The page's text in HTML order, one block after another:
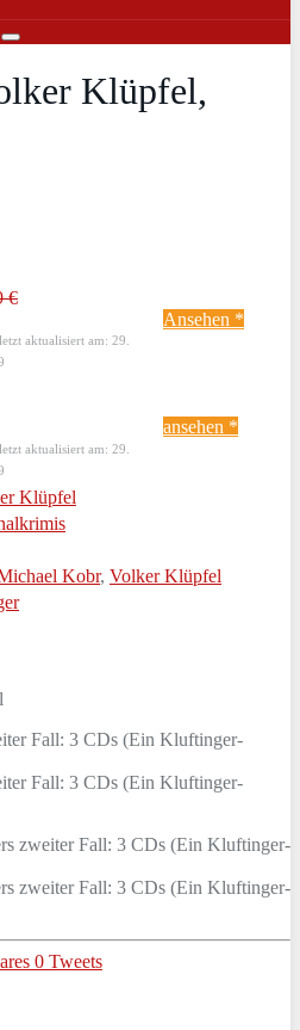
Klüpfel,
€
aktualisiert am: 29.
Ansehen *
aktualisiert am: 29.
ansehen *
Klüpfel
Kobr, Volker Klüpfel
0 Tweets